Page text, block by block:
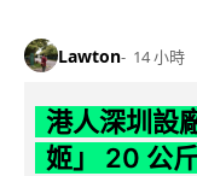
Lawton 14 小時
港人深圳設
姬」 20 公